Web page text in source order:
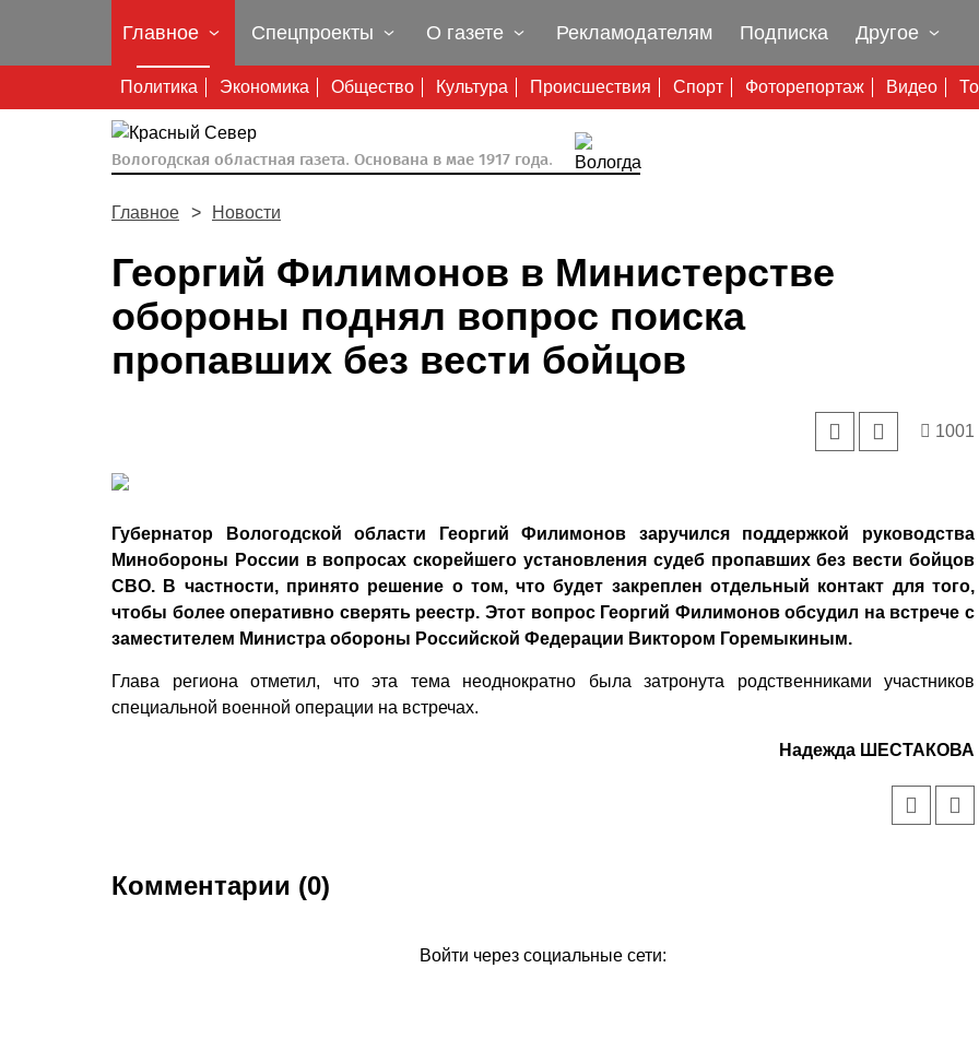
Главное
Политика Экономика Общество Культура Происшествия Спорт Фоторепортаж Видео
Спецпроекты О газете Рекламодателям Подписка Другое
Вологодская областная газета. Основана в мае 1917 года.
Главное Новости
Георгий Филимонов в Министерстве
обороны поднял вопрос поиска
пропавших без вести бойцов
1001
Губернатор Вологодской области Георгий Филимонов заручился поддержкой руководства
Минобороны России в вопросах скорейшего установления судеб пропавших без вести бойцов
СВО. В частности, принято решение о том, что будет закреплен отдельный контакт для того,
чтобы более оперативно сверять реестр. Этот вопрос Георгий Филимонов обсудил на встрече с
заместителем Министра обороны Российской Федерации Виктором Горемыкиным.
Глава региона отметил, что эта тема неоднократно была затронута родственниками участников
специальной военной операции на встречах.
Надежда ШЕСТАКОВА
Комментарии (0)
Войти через социальные сети: